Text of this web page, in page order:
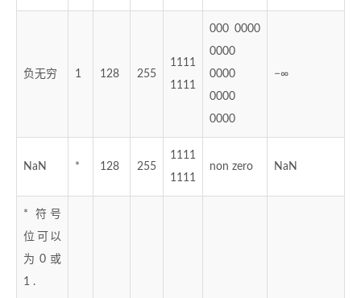
负无穷 1 128 255
1111
1111
000 0000
0000
0000
0000
0000
−∞
NaN * 128 255
1111
1111
non zero NaN
* 符号
位可以
为0或
1 .